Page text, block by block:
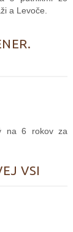
a Levoče.
na 6 rokov za
VSI